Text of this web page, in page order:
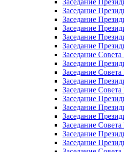
Заседание
Заседание
Заседание
Заседание
Заседание
Заседание
Заседание
Заседание
Заседание
Заседание
Заседание
Заседание
Заседание
Заседание
Заседание
Заседание